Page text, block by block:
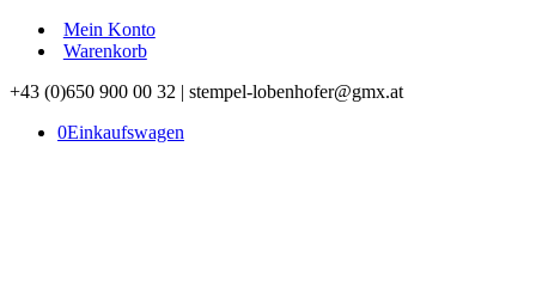
Mein Konto
Warenkorb
+43 (0)650 900 00 32 | stempel-lobenhofer@gmx.at
0Einkaufswagen